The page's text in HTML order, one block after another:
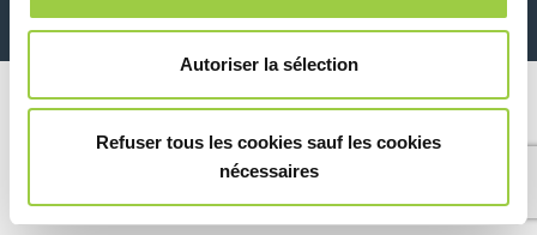
Autoriser la sélection
Refuser tous les cookies sauf les cookies
nécessaires
© Copyright 2026 法律信息和隐私声明